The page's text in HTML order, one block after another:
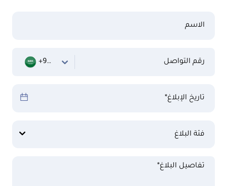
الاسم
+966 رقم التواصل
تاريخ الإبلاغ*
فئة البلاغ
تفاصيل البلاغ*